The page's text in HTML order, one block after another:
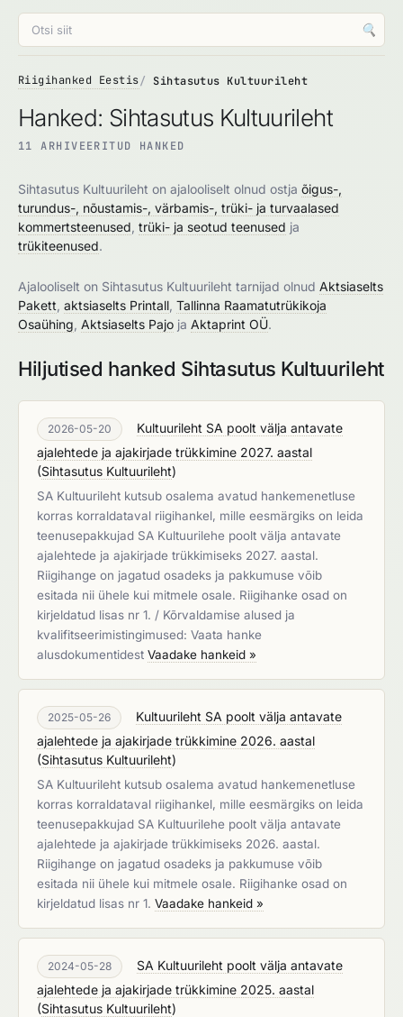
🔍
Riigihanked Eestis Sihtasutus Kultuurileht
Hanked: Sihtasutus Kultuurileht
11 ARHIVEERITUD HANKED
Sihtasutus Kultuurileht on ajalooliselt olnud ostja õigus-,
turundus-, nõustamis-, värbamis-, trüki- ja turvaalased
kommertsteenused trüki- ja seotud teenused ja
trükiteenused.
Ajalooliselt on Sihtasutus Kultuurileht tarnijad olnud Aktsiaselts
Pakett aktsiaselts Printall Tallinna Raamatutrükikoja
Osaühing Aktsiaselts Pajo ja Aktaprint OÜ.
Hiljutised hanked Sihtasutus Kultuurileht
2026-05-20
Kultuurileht SA poolt välja antavate
ajalehtede ja ajakirjade trükkimine 2027. aastal
(Sihtasutus Kultuurileht)
SA Kultuurileht kutsub osalema avatud hankemenetluse
korras korraldataval riigihankel, mille eesmärgiks on leida
teenusepakkujad SA Kultuurilehe poolt välja antavate
ajalehtede ja ajakirjade trükkimiseks 2027. aastal.
Riigihange on jagatud osadeks ja pakkumuse võib
esitada nii ühele kui mitmele osale. Riigihanke osad on
kirjeldatud lisas nr 1. / Kõrvaldamise alused ja
kvalifitseerimistingimused: Vaata hanke
alusdokumentidest Vaadake hankeid »
2025-05-26
Kultuurileht SA poolt välja antavate
ajalehtede ja ajakirjade trükkimine 2026. aastal
(Sihtasutus Kultuurileht)
SA Kultuurileht kutsub osalema avatud hankemenetluse
korras korraldataval riigihankel, mille eesmärgiks on leida
teenusepakkujad SA Kultuurilehe poolt välja antavate
ajalehtede ja ajakirjade trükkimiseks 2026. aastal.
Riigihange on jagatud osadeks ja pakkumuse võib
esitada nii ühele kui mitmele osale. Riigihanke osad on
kirjeldatud lisas nr 1. Vaadake hankeid »
2024-05-28
SA Kultuurileht poolt välja antavate
ajalehtede ja ajakirjade trükkimine 2025. aastal
(Sihtasutus Kultuurileht)